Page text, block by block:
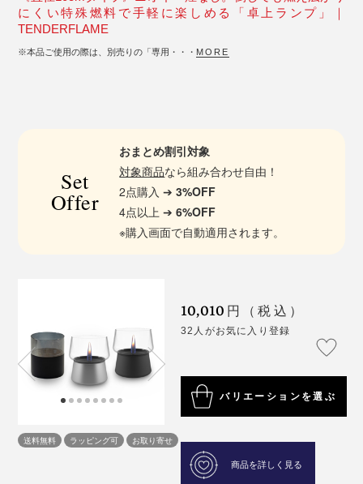
にくい特殊燃料で手軽に楽しめる「卓上ランプ」｜
TENDERFLAME
※本品ご使用の際は、別売りの「専用・・・ MORE
Set
Offer
おまとめ割引対象
対象商品なら組み合わせ自由！
2点購入 ➔3%OFF
4点以上 ➔6%OFF
※購入画面で自動適用されます。
送料無料 ラッピング可 お取り寄せ
10,010 円（税込）
32人がお気に入り登録
バリエーションを選ぶ
商品を詳しく見る